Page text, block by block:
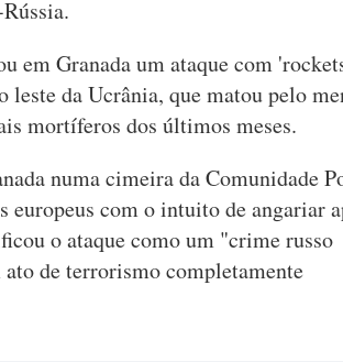
em Granada um ataque com
da Ucrânia, que matou pelo
mortíferos dos últimos meses.
numa cimeira da Comunidade
europeus com o intuito de angariar
o ataque como um "crime russo
de terrorismo completamente